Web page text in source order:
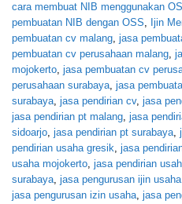
cara membuat NIB menggunakan
pembuatan NIB dengan OSS, Ijin
pembuatan cv malang, jasa
pembuatan cv perusahaan malang,
mojokerto, jasa pembuatan cv
perusahaan surabaya, jasa
surabaya, jasa pendirian cv, jasa
jasa pendirian pt malang, jasa
sidoarjo, jasa pendirian pt surabaya,
pendirian usaha gresik, jasa
usaha mojokerto, jasa pendirian
surabaya, jasa pengurusan ijin
jasa pengurusan izin usaha, jasa